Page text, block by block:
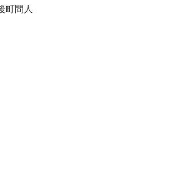
町間人